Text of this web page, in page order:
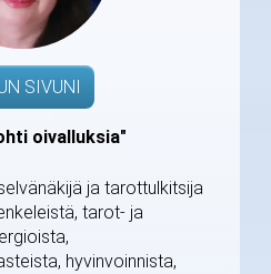
SIVUNI
oivalluksia"
ja tarottulkitsija
tarot- ja
hyvinvoinnista,